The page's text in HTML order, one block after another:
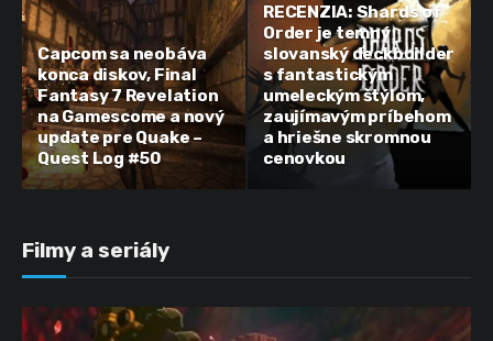
Capcom sa neobáva
konca diskov, Final
Fantasy 7 Revelation
na Gamescome a nový
update pre Quake –
Quest Log #50
RECENZIA: Shards of
Order je temný
slovanský deckbuilder
s fantastickým
umeleckým štýlom,
zaujímavým príbehom
a hriešne skromnou
cenovkou
Filmy a seriály